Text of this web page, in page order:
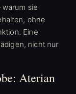
sie
ohne
Eine
nicht nur
Aterian